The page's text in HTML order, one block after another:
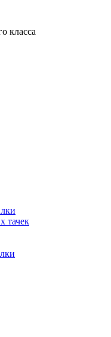
класса
тачек